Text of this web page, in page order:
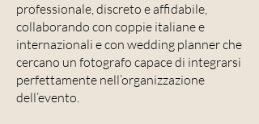
professionale, discreto e affidabile,
collaborando con coppie italiane e
internazionali e con wedding planner che
cercano un fotografo capace di integrarsi
perfettamente nell’organizzazione
dell’evento.